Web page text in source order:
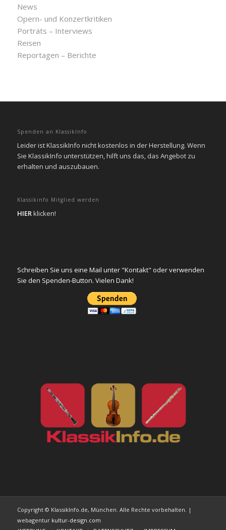
News
Opern- und Konzertkritiken
Porträts – Interviews
Reisen
Reportagen – Berichte
Spenden an KlassikInfo
Leider ist KlassikInfo nicht kostenlos in der Herstellung. Wenn
Sie KlassikInfo unterstützen, hilft uns das, das Angebot zu
erhalten und auszubauen.
Klassikinfo Mitglied werden
HIERklicken!
Schreiben Sie uns eine Mail unter "Kontakt" oder verwenden
Sie den Spenden-Button. Vielen Dank!
Copyright © KlassikInfo.de, München. Alle Rechte vorbehalten. |
webagentur kultur-design.com